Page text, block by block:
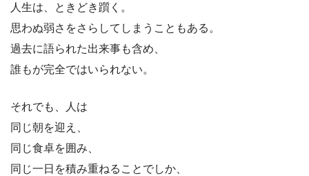
人生は、ときどき躓く。
思わぬ弱さをさらしてしまうこともある。
過去に語られた出来事も含め、
誰もが完全ではいられない。
それでも、人は
同じ朝を迎え、
同じ食卓を囲み、
同じ一日を積み重ねることでしか、